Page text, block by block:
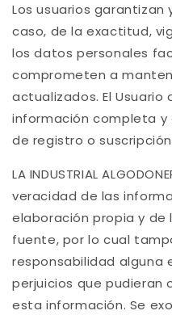
Los usuarios garantizan
caso, de la exactitud,
los datos personales
comprometen a
actualizados. El
información completa
de registro o
LA INDUSTRIAL
veracidad de las
elaboración propia y de
fuente, por lo cual
responsabilidad alguna
perjuicios que pudieran
esta información. Se